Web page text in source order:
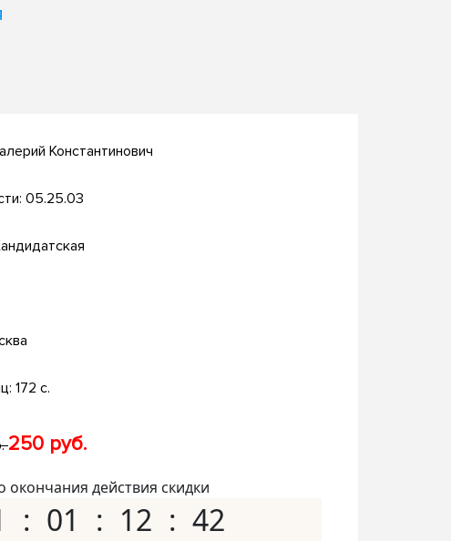
Константинович
05.25.03
172 с.
250 руб.
окончания действия скидки
01 12 41